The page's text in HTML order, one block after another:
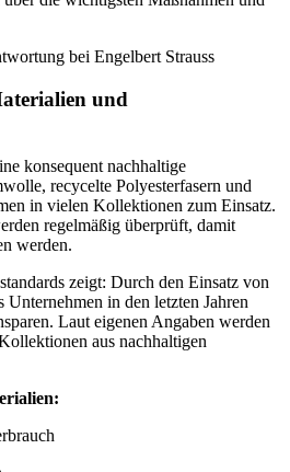
und
konsequent nachhaltige
recycelte Polyesterfasern und
in vielen Kollektionen zum Einsatz.
regelmäßig überprüft, damit
werden.
zeigt: Durch den Einsatz von
in den letzten Jahren
Laut eigenen Angaben werden
aus nachhaltigen